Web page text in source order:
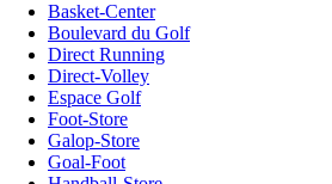
Basket-Center
Boulevard du Golf
Direct Running
Direct-Volley
Espace Golf
Foot-Store
Galop-Store
Goal-Foot